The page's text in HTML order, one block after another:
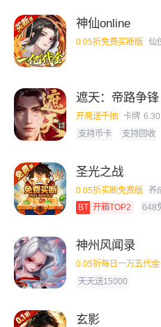
神仙online
0.05折免费买断版 仙
遮天：帝路争锋
开局送千抽 卡牌
支持币卡
支持回收
圣光之战
0.05折买断免费版 养
BT 开箱TOP2 648
神州风闻录
0.05折每日一万五代金
天天送15000
玄影